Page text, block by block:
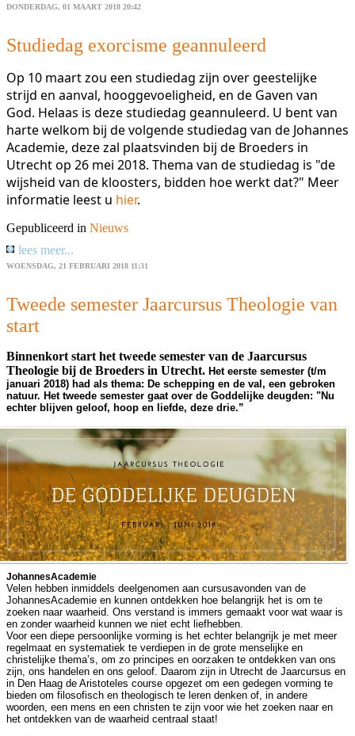
DONDERDAG, 01 MAART 2018 20:42
Studiedag exorcisme geannuleerd
Op 10 maart zou een studiedag zijn over geestelijke
strijd en aanval, hooggevoeligheid, en de Gaven van
God. Helaas is deze studiedag geannuleerd. U bent van
harte welkom bij de volgende studiedag van de Johannes
Academie, deze zal plaatsvinden bij de Broeders in
Utrecht op 26 mei 2018. Thema van de studiedag is "de
wijsheid van de kloosters, bidden hoe werkt dat?" Meer
informatie leest u hier.
Gepubliceerd in Nieuws
lees meer...
WOENSDAG, 21 FEBRUARI 2018 11:31
Tweede semester Jaarcursus Theologie van
start
Binnenkort start het tweede semester van de Jaarcursus
Theologie bij de Broeders in Utrecht. Het eerste semester (t/m
januari 2018) had als thema: De schepping en de val, een gebroken
natuur. Het tweede semester gaat over de Goddelijke deugden: "Nu
echter blijven geloof, hoop en liefde, deze drie.”
JohannesAcademie
Velen hebben inmiddels deelgenomen aan cursusavonden van de
JohannesAcademie en kunnen ontdekken hoe belangrijk het is om te
zoeken naar waarheid. Ons verstand is immers gemaakt voor wat waar is
en zonder waarheid kunnen we niet echt liefhebben.
Voor een diepe persoonlijke vorming is het echter belangrijk je met meer
regelmaat en systematiek te verdiepen in de grote menselijke en
christelijke thema’s, om zo principes en oorzaken te ontdekken van ons
zijn, ons handelen en ons geloof. Daarom zijn in Utrecht de Jaarcursus en
in Den Haag de Aristoteles course opgezet om een gedegen vorming te
bieden om filosofisch en theologisch te leren denken of, in andere
woorden, een mens en een christen te zijn voor wie het zoeken naar en
het ontdekken van de waarheid centraal staat!